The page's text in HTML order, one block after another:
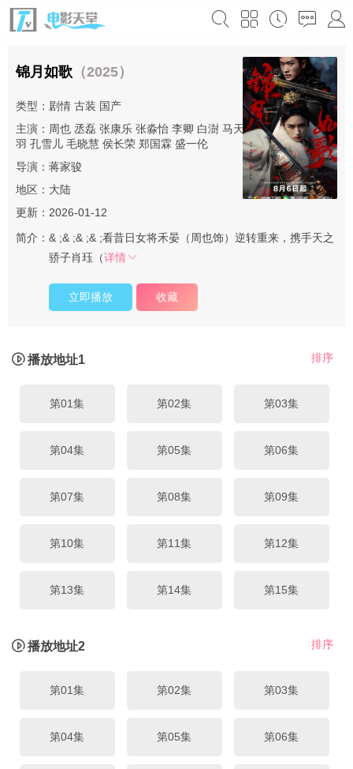
锦月如歌 （2025）
类型： 剧情 古装 国产
主演： 周也 丞磊 张康乐 张淼怡 李卿 白澍 马天宇 姜超 韩栋 姜贞
羽 孔雪儿 毛晓慧 侯长荣 郑国霖 盛一伦
导演： 蒋家骏
地区： 大陆
更新：2026-01-12
简介： & ;& ;& ;& ;看昔日女将禾晏（周也饰）逆转重来，携手天之
骄子肖珏（详情
立即播放 收藏
排序
播放地址1
第01集 第02集 第03集
第04集 第05集 第06集
第07集 第08集 第09集
第10集 第11集 第12集
第13集 第14集 第15集
第19集 第20集 第21集
第22集 第23集 第24集
排序
播放地址2
第01集 第02集 第03集
第04集 第05集 第06集